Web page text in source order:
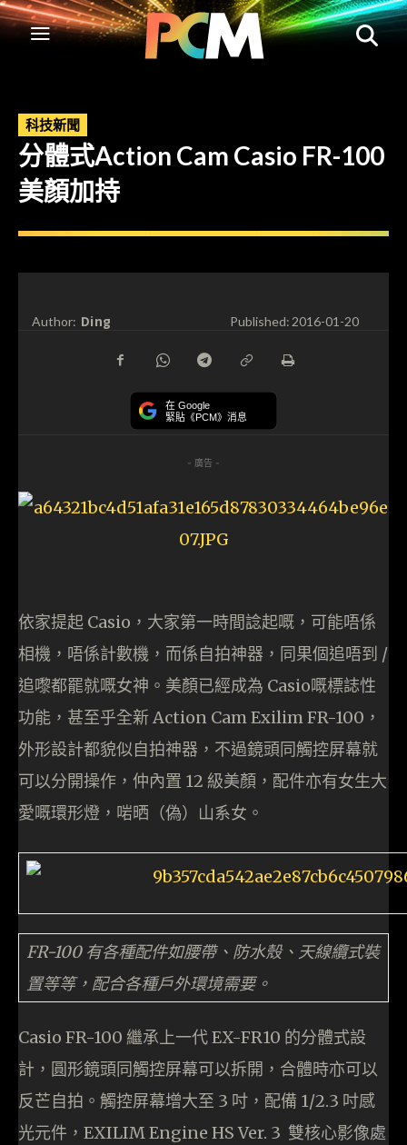
科技新聞
分體式Action Cam Casio FR-100
美顏加持
Author: Ding Published:2016-01-20
在 Google
緊貼《PCM》消息
- 廣告 -
依家提起 Casio，大家第一時間諗起嘅，可能唔係
相機，唔係計數機，而係自拍神器，同果個追唔到 /
追嚟都罷就嘅女神。美顏已經成為 Casio嘅標誌性
功能，甚至乎全新 Action Cam Exilim FR-100，
外形設計都貌似自拍神器，不過鏡頭同觸控屏幕就
可以分開操作，仲內置 12 級美顏，配件亦有女生大
愛嘅環形燈，啱晒（偽）山系女。
FR-100 有各種配件如腰帶、防水殼、天線纜式裝
置等等，配合各種戶外環境需要。
Casio FR-100 繼承上一代 EX-FR10 的分體式設
計，圓形鏡頭同觸控屏幕可以拆開，合體時亦可以
反芒自拍。觸控屏幕增大至 3 吋，配備 1/2.3 吋感
光元件，EXILIM Engine HS Ver. 3 雙核心影像處